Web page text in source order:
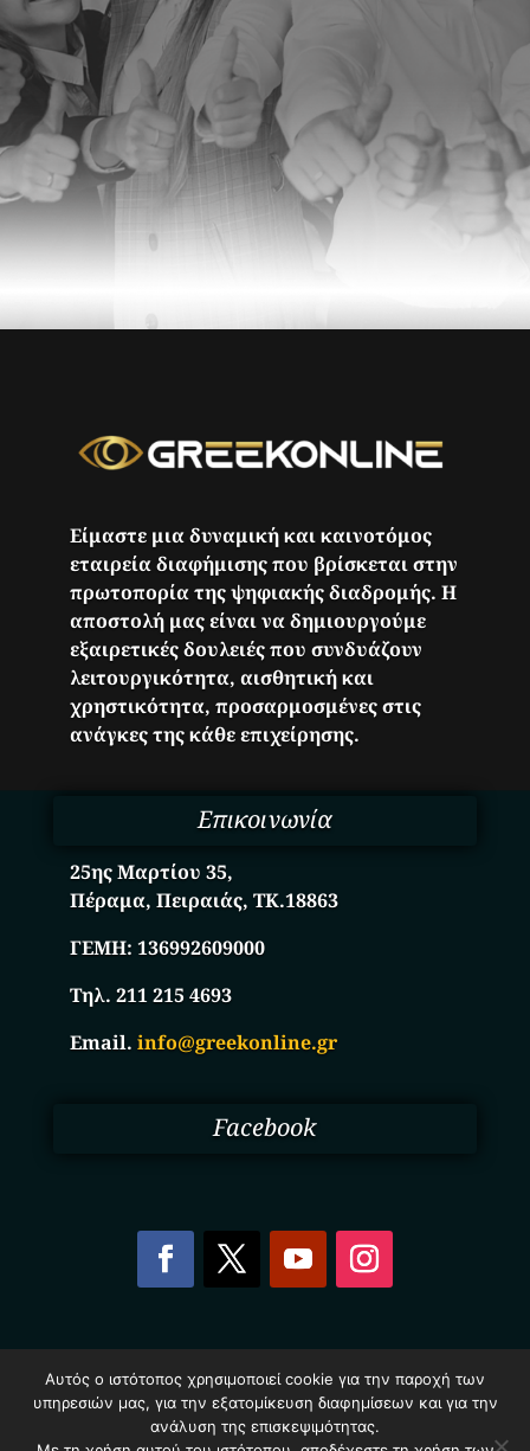
Είμαστε μια δυναμική και καινοτόμος
εταιρεία διαφήμισης που βρίσκεται στην
πρωτοπορία της ψηφιακής διαδρομής. Η
αποστολή μας είναι να δημιουργούμε
εξαιρετικές δουλειές που συνδυάζουν
λειτουργικότητα, αισθητική και
χρηστικότητα, προσαρμοσμένες στις
ανάγκες της κάθε επιχείρησης.
Επικοινωνία
25ης Μαρτίου 35,
Πέραμα, Πειραιάς, ΤΚ.18863
ΓΕΜΗ:136992609000
Τηλ. 211 215 4693
Email.info@greekonline.gr
Facebook
Επιχειρήσεων Ελλάδας – Greekonline.gr. All Rights
Reserved.
Όροι & Προυποθέσεις–Προστασία Προσωπικών
Αυτός ο ιστότοπος χρησιμοποιεί cookie για την παροχή των
υπηρεσιών μας, για την εξατομίκευση διαφημίσεων και για την
ανάλυση της επισκεψιμότητας.